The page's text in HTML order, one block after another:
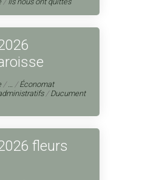
/… /Économat
/Ducument
fleurs